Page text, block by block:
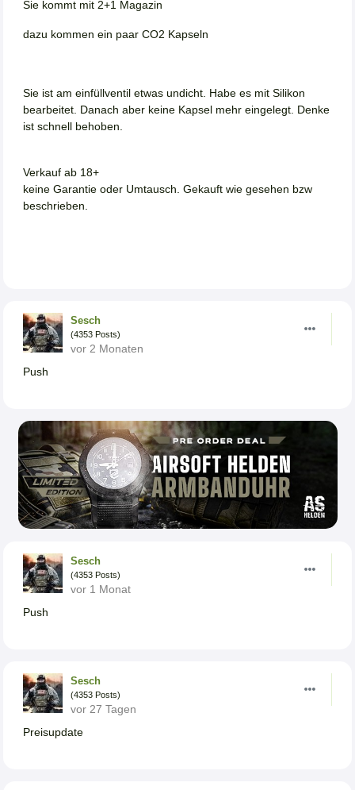
Sie kommt mit 2+1 Magazin
dazu kommen ein paar CO2 Kapseln
Sie ist am einfüllventil etwas undicht. Habe es mit Silikon
bearbeitet. Danach aber keine Kapsel mehr eingelegt. Denke
ist schnell behoben.
Verkauf ab 18+
keine Garantie oder Umtausch. Gekauft wie gesehen bzw
beschrieben.
Sesch
(4353 Posts)
vor 2 Monaten
Push
Sesch
(4353 Posts)
vor 1 Monat
Push
Sesch
(4353 Posts)
vor 27 Tagen
Preisupdate